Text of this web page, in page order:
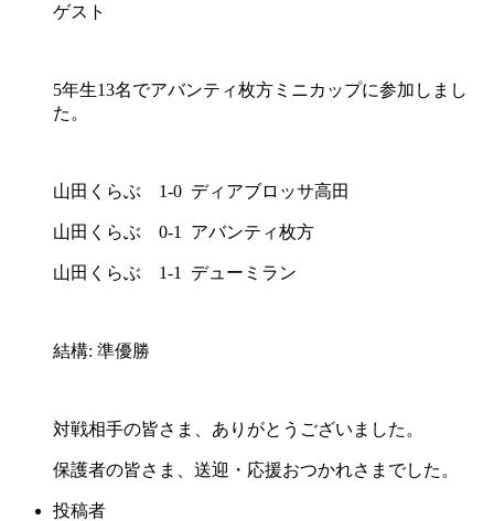
ゲスト
5年生13名でアバンティ枚方ミニカップに参加しまし
た。
山田くらぶ 1-0 ディアブロッサ高田
山田くらぶ 0-1 アバンティ枚方
山田くらぶ 1-1 デューミラン
結構: 準優勝
対戦相手の皆さま、ありがとうございました。
保護者の皆さま、送迎・応援おつかれさまでした。
投稿者